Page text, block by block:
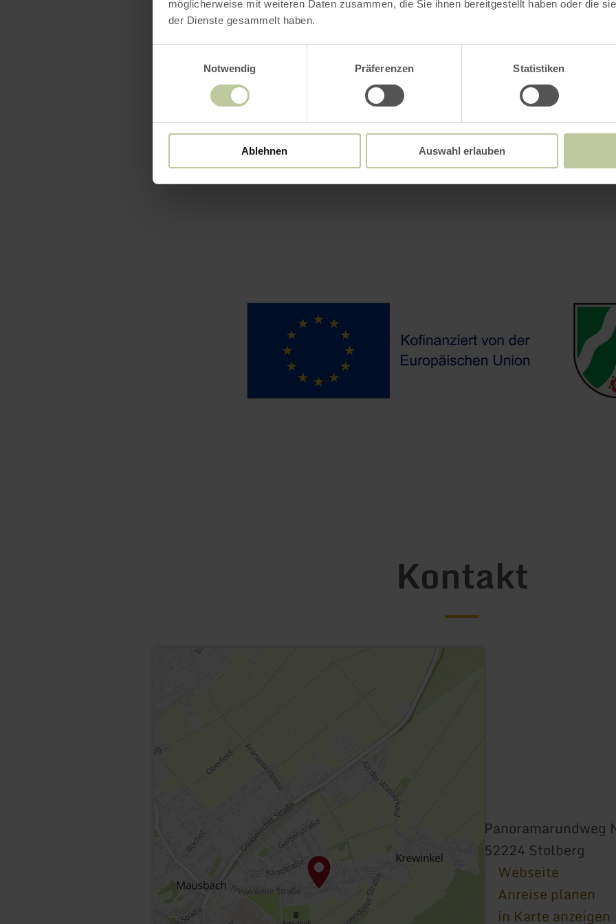
möglicherweise mit weiteren Daten zusammen, die Sie ihnen bereitgestellt haben oder die
der Dienste gesammelt haben.
Notwendig
Präferenzen Statistiken
Ablehnen Auswahl erlauben
Unterstützung der Europäischen Union (ELER) und des
Nordrhein-Westfalen entwickelt.
Impressionen
Kontakt
Panoramarundweg
52224 Stolberg
Webseite
Anreise planen
in Karte anzeigen